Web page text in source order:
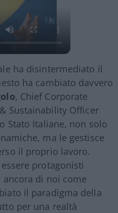
ha disintermediato il
ha cambiato davvero
, Chief Corporate
Sustainability Officer
Stato Italiane, non solo
ma le gestisce
il proprio lavoro.
protagonisti
ancora di noi come
il paradigma della
per una realtà